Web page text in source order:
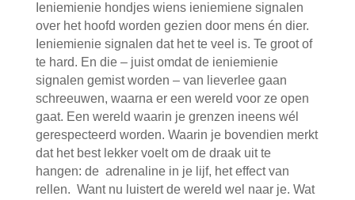
Ieniemienie hondjes wiens ieniemiene signalen
over het hoofd worden gezien door mens én dier.
Ieniemienie signalen dat het te veel is. Te groot of
te hard. En die – juist omdat de ieniemienie
signalen gemist worden – van lieverlee gaan
schreeuwen, waarna er een wereld voor ze open
gaat. Een wereld waarin je grenzen ineens wél
gerespecteerd worden. Waarin je bovendien merkt
dat het best lekker voelt om de draak uit te
hangen: de adrenaline in je lijf, het effect van
rellen. Want nu luistert de wereld wel naar je. Wat